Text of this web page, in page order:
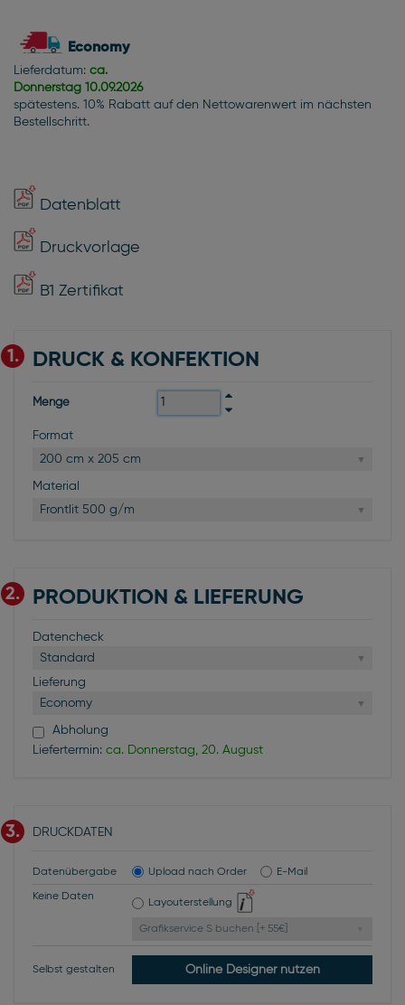
Economy
Lieferdatum: ca.
Donnerstag 10.09.2026
spätestens. 10% Rabatt auf den Nettowarenwert im nächsten
Bestellschritt.
Datenblatt
Druckvorlage
B1 Zertifikat
1. DRUCK & KONFEKTION
Menge
Format
200 cm x 205 cm
Material
Frontlit 500 g/m
2. PRODUKTION & LIEFERUNG
Datencheck
Standard
Lieferung
Economy
Abholung
Liefertermin: ca. Donnerstag, 20. August
3. DRUCKDATEN
Datenübergabe Upload nach Order E-Mail
Keine Daten
Layouterstellung
Grafikservice S buchen [+ 55€]
Selbst gestalten Online Designer nutzen